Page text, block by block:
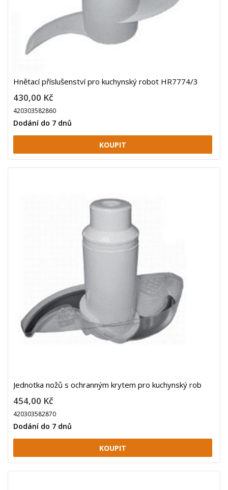
Hnětací příslušenství pro kuchynský robot HR7774/3
430,00 Kč
420303582860
Dodání do 7 dnů
Jednotka nožů s ochranným krytem pro kuchynský rob
454,00 Kč
420303582870
Dodání do 7 dnů